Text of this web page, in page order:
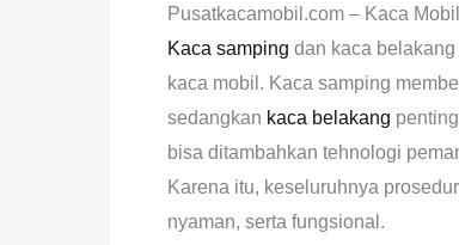
Pusatkacamobil.com – Kaca
Kaca samping dan kaca
kaca mobil. Kaca samping
sedangkan kaca belakang
bisa ditambahkan tehnologi
Karena itu, keseluruhnya
nyaman, serta fungsional.